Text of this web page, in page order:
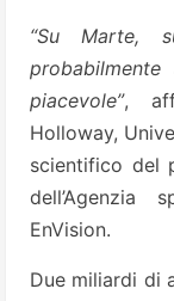
“Su Marte,
piacevole”,
Holloway,
scientifico del
dell’Agenzia
EnVision.
Due miliardi di